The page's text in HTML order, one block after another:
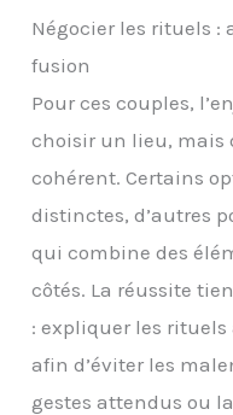
Négocier les rituels
fusion
Pour ces couples,
choisir un lieu, mais
cohérent. Certains
distinctes, d’autres
qui combine des
côtés. La réussite
: expliquer les
afin d’éviter les
gestes attendus ou